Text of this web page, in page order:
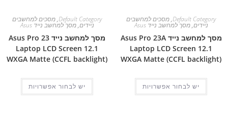
Default Category
,מסכים למחשבים
ניידים,מסך למחשב נייד Asus
מסך למחשב נייד Asus Pro 23A
Laptop LCD Screen 12.1
WXGA Matte (CCFL backlight)
יש לבחור אפשרויות
Default Category
,מסכים למחשבים
ניידים,מסך למחשב נייד Asus
מסך למחשב נייד Asus Pro 23
Laptop LCD Screen 12.1
WXGA Matte (CCFL backlight)
יש לבחור אפשרויות